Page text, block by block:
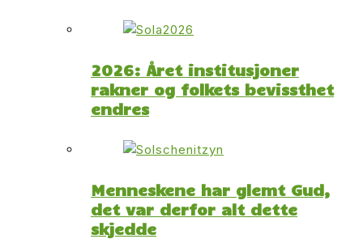
2026: Året institusjoner
rakner og folkets bevissthet
endres
Menneskene har glemt Gud,
det var derfor alt dette
skjedde